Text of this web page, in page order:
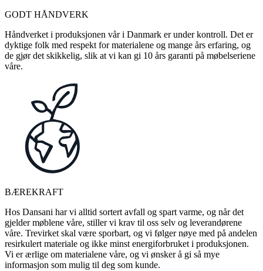
GODT HÅNDVERK
Håndverket i produksjonen vår i Danmark er under kontroll. Det er
dyktige folk med respekt for materialene og mange års erfaring, og
de gjør det skikkelig, slik at vi kan gi 10 års garanti på møbelseriene
våre.
BÆREKRAFT
Hos Dansani har vi alltid sortert avfall og spart varme, og når det
gjelder møblene våre, stiller vi krav til oss selv og leverandørene
våre. Trevirket skal være sporbart, og vi følger nøye med på andelen
resirkulert materiale og ikke minst energiforbruket i produksjonen.
Vi er ærlige om materialene våre, og vi ønsker å gi så mye
informasjon som mulig til deg som kunde.